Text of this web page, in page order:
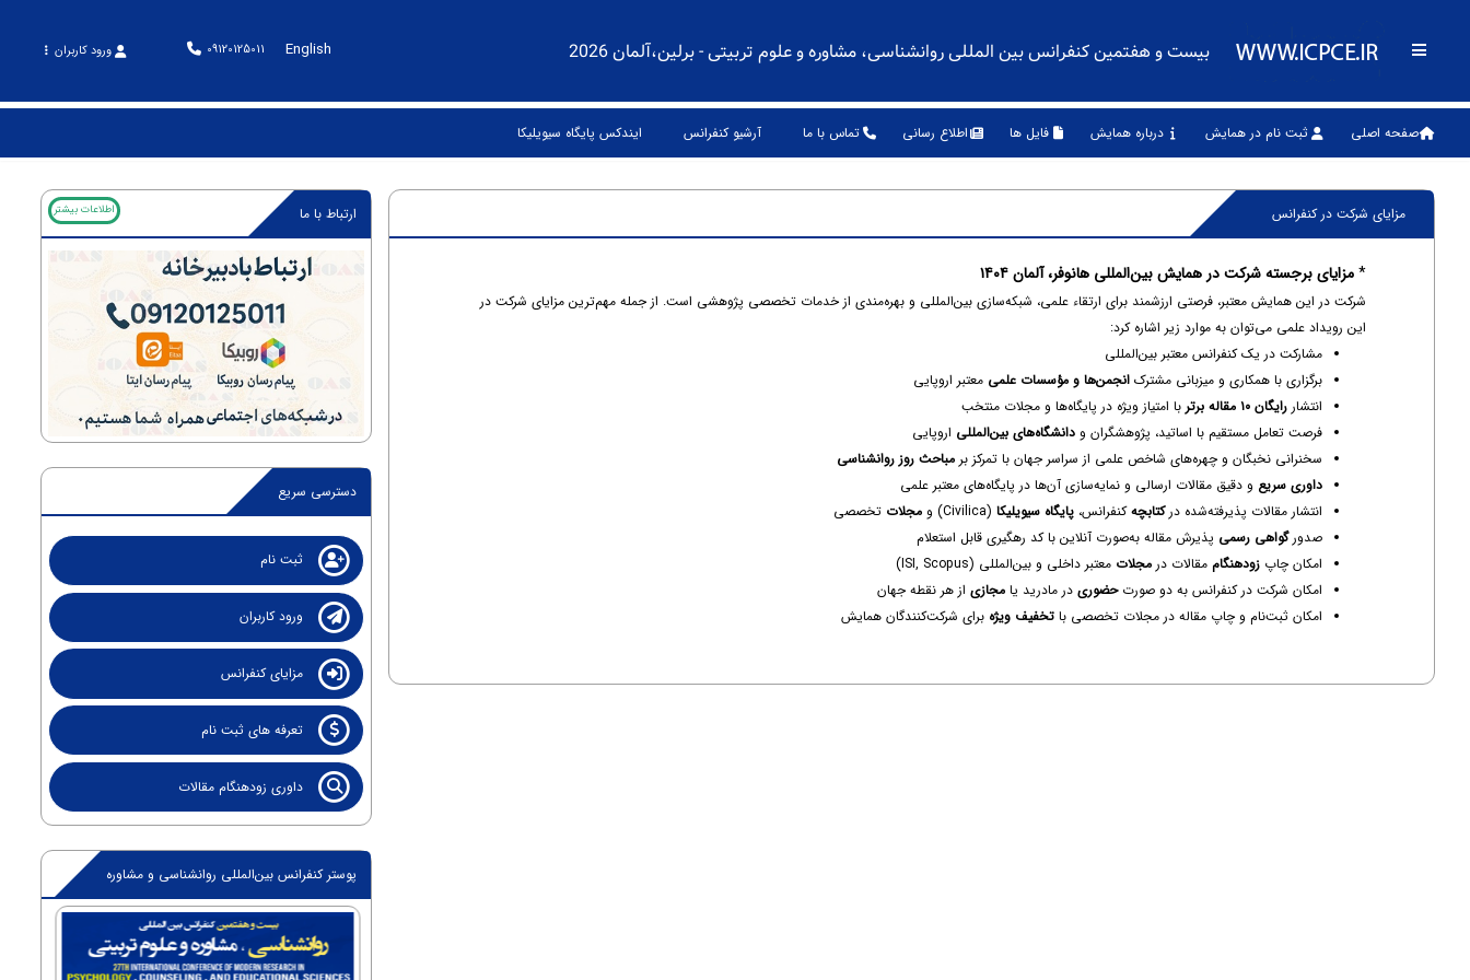
بیست و هفتمین کنفرانس بین المللی روانشناسی، مشاوره و علوم تربیتی - برلین،آلمان 2026 English
09120125011 ورود کاربران
صفحه اصلی ثبت نام در همایش درباره همایش فایل ها اطلاع رسانی تماس با ما آرشیو کنفرانس ایندکس پایگاه سیویلیکا
مزایای شرکت در کنفرانس
*مزایای برجسته شرکت در همایش بین‌المللی هانوفر، آلمان ۱۴۰۴
شرکت در این همایش معتبر، فرصتی ارزشمند برای ارتقاء علمی، شبکه‌سازی بین‌المللی و بهره‌مندی از خدمات تخصصی پژوهشی است. از جمله مهم‌ترین مزایای شرکت در
این رویداد علمی می‌توان به موارد زیر اشاره کرد:
مشارکت در یک کنفرانس معتبر بین‌المللی
برگزاری با همکاری و میزبانی مشترکانجمن‌ها و مؤسسات علمی معتبر اروپایی
انتشار رایگان ۱۰ مقاله برتر
با امتیاز ویژه در پایگاه‌ها و مجلات منتخب
فرصت تعامل مستقیم با اساتید، پژوهشگران ودانشگاه‌های بین‌المللی اروپایی
سخنرانی نخبگان و چهره‌های شاخص علمی از سراسر جهان با تمرکز بر مباحث روز روانشناسی
داوری سریع و دقیق مقالات ارسالی و نمایه‌سازی آن‌ها در پایگاه‌های معتبر علمی
انتشار مقالات پذیرفته‌شده درکتابچهکنفرانس،پایگاه سیویلیکا (Civilica) و مجلات تخصصی
صدورگواهی رسمی پذیرش مقاله به‌صورت آنلاین با کد رهگیری قابل استعلام
امکان چاپزودهنگام مقالات درمجلات معتبر داخلی و بین‌المللی (ISI, Scopus)
امکان شرکت در کنفرانس به دو صورتحضوری در مادرید یامجازی از هر نقطه جهان
امکان ثبت‌نام و چاپ مقاله در مجلات تخصصی باتخفیف ویژه برای شرکت‌کنندگان همایش
ارتباط با ما اطلاعات بیشتر
دسترسی سریع
ثبت نام
ورود کاربران
مزایای کنفرانس
تعرفه های ثبت نام
داوری زودهنگام مقالات
پوستر کنفرانس بین‌المللی روانشناسی و مشاوره